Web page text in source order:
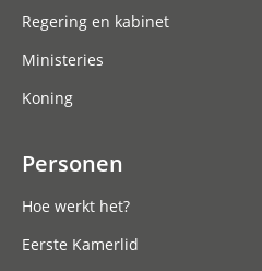
Regering en kabinet
Ministeries
Koning
Personen
Hoe werkt het?
Eerste Kamerlid